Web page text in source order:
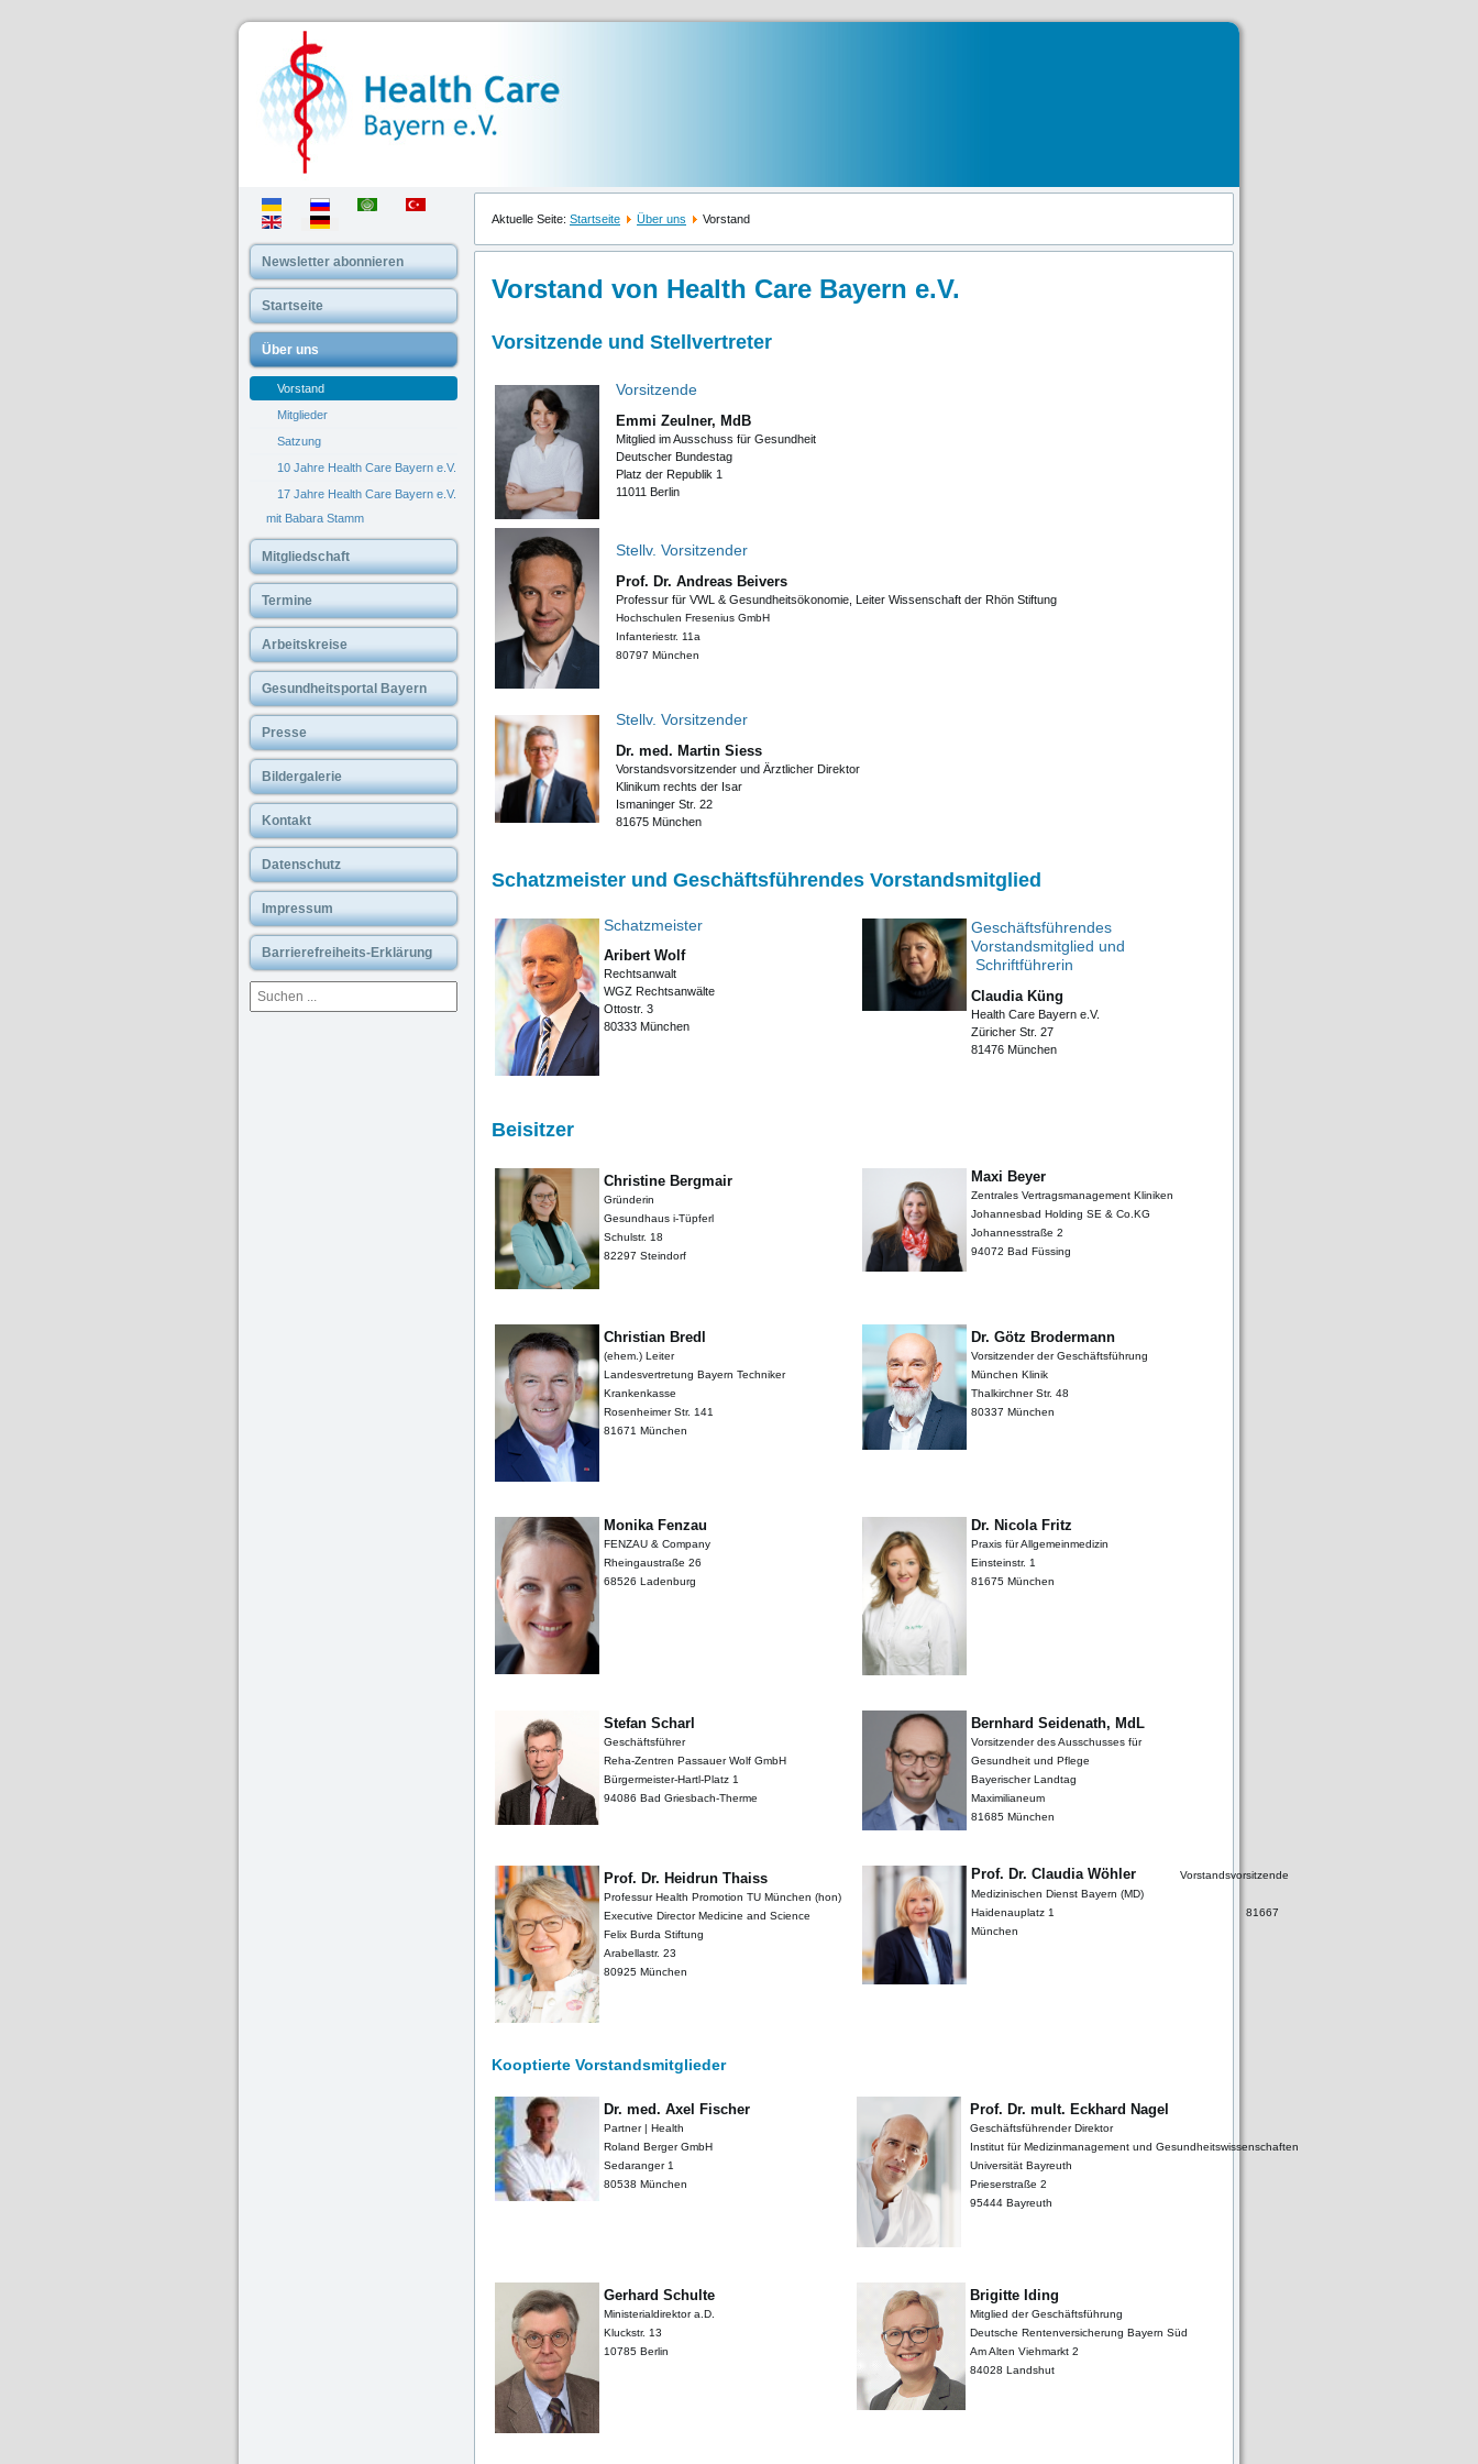
Newsletter abonnieren
Startseite
Über uns
Vorstand
Mitglieder
Satzung
10 Jahre Health Care Bayern e.V.
17 Jahre Health Care Bayern e.V.
mit Babara Stamm
Mitgliedschaft
Termine
Arbeitskreise
Gesundheitsportal Bayern
Presse
Bildergalerie
Kontakt
Datenschutz
Impressum
Barrierefreiheits-Erklärung
Aktuelle Seite: Startseite Über uns Vorstand
Vorstand von Health Care Bayern e.V.
Vorsitzende und Stellvertreter
Vorsitzende
Emmi Zeulner, MdB
Mitglied im Ausschuss für Gesundheit
Deutscher Bundestag
Platz der Republik 1
11011 Berlin
Stellv. Vorsitzender
Prof. Dr. Andreas Beivers
Professur für VWL & Gesundheitsökonomie, Leiter Wissenschaft der Rhön Stiftung
Hochschulen Fresenius GmbH
Infanteriestr. 11a
80797 München
Stellv. Vorsitzender
Dr. med. Martin Siess
Vorstandsvorsitzender und Ärztlicher Direktor
Klinikum rechts der Isar
Ismaninger Str. 22
81675 München
Schatzmeister und Geschäftsführendes Vorstandsmitglied
Schatzmeister
Aribert Wolf
Rechtsanwalt
WGZ Rechtsanwälte
Ottostr. 3
80333 München
Geschäftsführendes
Vorstandsmitglied und
Schriftführerin
Claudia Küng
Health Care Bayern e.V.
Züricher Str. 27
81476 München
Beisitzer
Christine Bergmair
Gründerin
Gesundhaus i-Tüpferl
Schulstr. 18
82297 Steindorf
Maxi Beyer
Zentrales Vertragsmanagement Kliniken
Johannesbad Holding SE & Co.KG
Johannesstraße 2
94072 Bad Füssing
Christian Bredl
(ehem.) Leiter
Landesvertretung Bayern Techniker
Krankenkasse
Rosenheimer Str. 141
81671 München
Dr. Götz Brodermann
Vorsitzender der Geschäftsführung
München Klinik
Thalkirchner Str. 48
80337 München
Monika Fenzau
FENZAU & Company
Rheingaustraße 26
68526 Ladenburg
Dr. Nicola Fritz
Praxis für Allgemeinmedizin
Einsteinstr. 1
81675 München
Stefan Scharl
Geschäftsführer
Reha-Zentren Passauer Wolf GmbH
Bürgermeister-Hartl-Platz 1
94086 Bad Griesbach-Therme
Bernhard Seidenath, MdL
Vorsitzender des Ausschusses für
Gesundheit und Pflege
Bayerischer Landtag
Maximilianeum
81685 München
Prof. Dr. Heidrun Thaiss
Professur Health Promotion TU München (hon)
Executive Director Medicine and Science
Felix Burda Stiftung
Arabellastr. 23
80925 München
Prof. Dr. Claudia Wöhler
Vorstandsvorsitzende
Medizinischen Dienst Bayern (MD)
Haidenauplatz 1 81667
München
Kooptierte Vorstandsmitglieder
Dr. med. Axel Fischer
Partner | Health
Roland Berger GmbH
Sedaranger 1
80538 München
Prof. Dr. mult. Eckhard Nagel
Geschäftsführender Direktor
Institut für Medizinmanagement und Gesundheitswissenschaften
Universität Bayreuth
Prieserstraße 2
95444 Bayreuth
Gerhard Schulte
Ministerialdirektor a.D.
Kluckstr. 13
10785 Berlin
Brigitte Iding
Mitglied der Geschäftsführung
Deutsche Rentenversicherung Bayern Süd
Am Alten Viehmarkt 2
84028 Landshut